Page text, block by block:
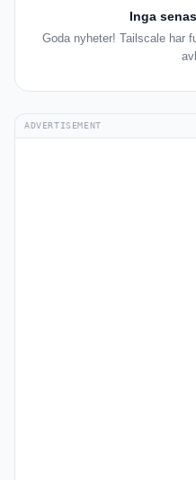
Inga
Goda nyheter! Tailscale har
ADVERTISEMENT